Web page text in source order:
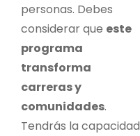
personas. Debes
considerar que este
programa
transforma
carreras y
comunidades.
Tendrás la capacidad